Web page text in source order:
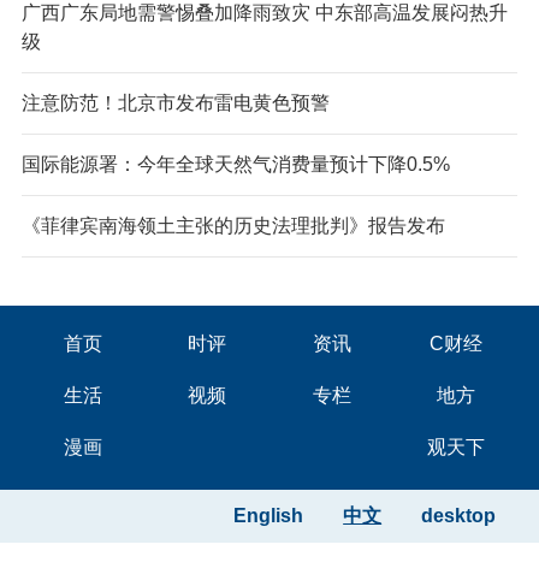
广西广东局地需警惕叠加降雨致灾 中东部高温发展闷热升
级
注意防范！北京市发布雷电黄色预警
国际能源署：今年全球天然气消费量预计下降0.5%
《菲律宾南海领土主张的历史法理批判》报告发布
首页 时评 资讯 C财经
生活 视频 专栏 地方
漫画 观天下
desktop
中文
English